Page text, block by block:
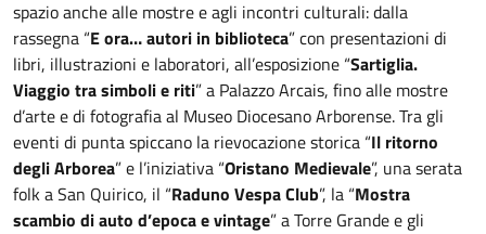
spazio anche alle mostre e agli incontri culturali: dalla
rassegna “E ora… autori in biblioteca” con presentazioni di
libri, illustrazioni e laboratori, all’esposizione “Sartiglia.
Viaggio tra simboli e riti” a Palazzo Arcais, fino alle mostre
d’arte e di fotografia al Museo Diocesano Arborense. Tra gli
eventi di punta spiccano la rievocazione storica “Il ritorno
degli Arborea” e l’iniziativa “Oristano Medievale”, una serata
folk a San Quirico, il “Raduno Vespa Club”, la “Mostra
scambio di auto d’epoca e vintage” a Torre Grande e gli